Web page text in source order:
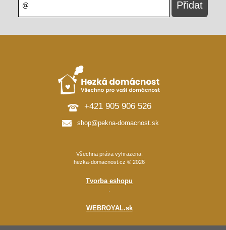
+421 905 906 526
shop@pekna-domacnost.sk
Všechna práva vyhrazena.
hezka-domacnost.cz © 2026
Tvorba eshopu
:
WEBROYAL.sk